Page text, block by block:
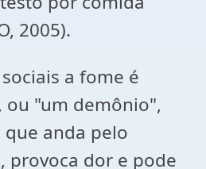
2005).
a fome é
ou "um demônio",
anda pelo
provoca dor e pode